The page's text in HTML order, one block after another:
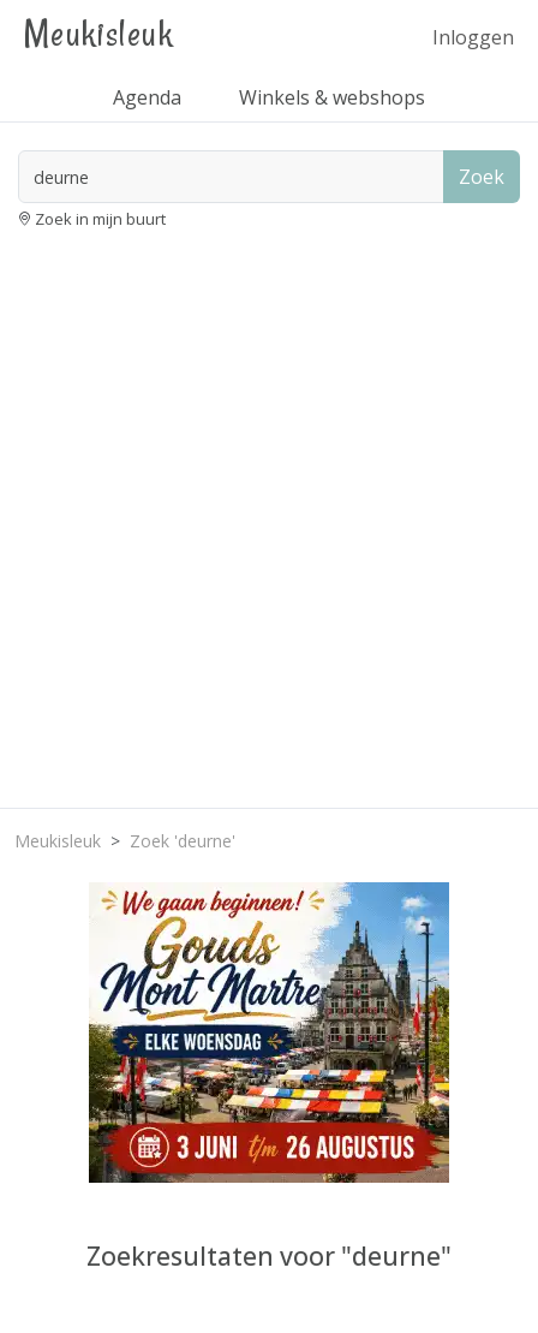
Meukisleuk Inloggen
Agenda Winkels & webshops
Zoek
Zoek in mijn buurt
Meukisleuk Zoek 'deurne'
Zoekresultaten voor "deurne"